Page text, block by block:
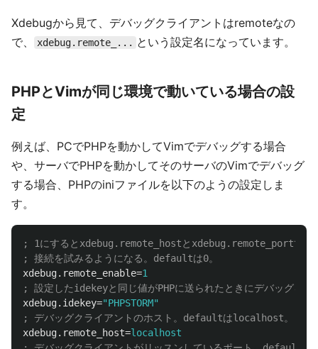
Xdebugから見て、デバッグクライアントはremoteなの
で、
xdebug.remote_... という設定名になっています。
PHPとVimが同じ環境で動いている場合の設
定
例えば、PCでPHPを動かしてVimでデバッグする場合
や、サーバでPHPを動かしてそのサーバのVimでデバッグ
する場合、PHPのiniファイルを以下のようの設定しま
す。
; 1にするとxdebug.remote_hostとxdebug.remote_portで設定
xdebug.remote_enable=1
xdebug.idekey="PHPSTORM"
xdebug.remote_host=localhost